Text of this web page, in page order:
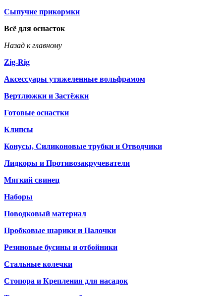
Сыпучие прикормки
Всё для оснасток
Назад к главному
Zig-Rig
Аксессуары утяжеленные вольфрамом
Вертлюжки и Застёжки
Готовые оснастки
Клипсы
Конусы, Силиконовые трубки и Отводчики
Лидкоры и Противозакручеватели
Мягкий свинец
Наборы
Поводковый материал
Пробковые шарики и Палочки
Резиновые бусины и отбойники
Стальные колечки
Стопора и Крепления для насадок